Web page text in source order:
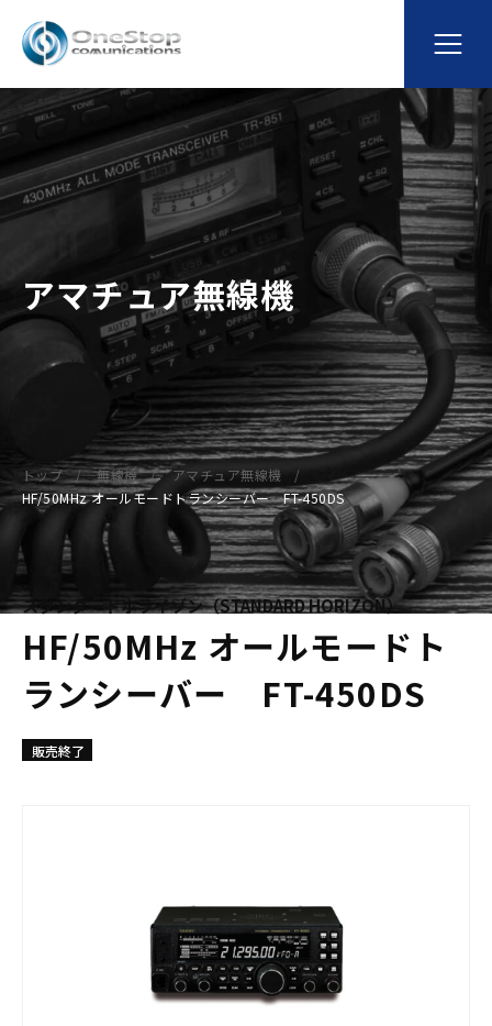
アマチュア無線機
トップ 無線機
アマチュア無線機
HF/50MHz オールモードトランシーバー FT-450DS
スタンダードホライゾン（STANDARD HORIZON）
HF/50MHz オールモードト
ランシーバー FT-450DS
販売終了